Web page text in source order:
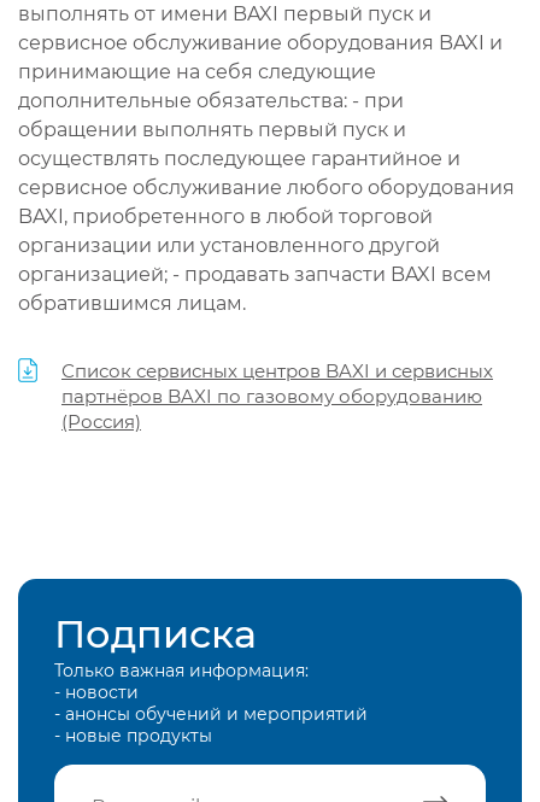
выполнять от имени BAXI первый пуск и
сервисное обслуживание оборудования BAXI и
принимающие на себя следующие
дополнительные обязательства: - при
обращении выполнять первый пуск и
осуществлять последующее гарантийное и
сервисное обслуживание любого оборудования
BAXI, приобретенного в любой торговой
организации или установленного другой
организацией; - продавать запчасти BAXI всем
обратившимся лицам.
Список сервисных центров BAXI и сервисных
партнёров BAXI по газовому оборудованию
(Россия)
Подписка
Только важная информация:
- новости
- анонсы обучений и мероприятий
- новые продукты